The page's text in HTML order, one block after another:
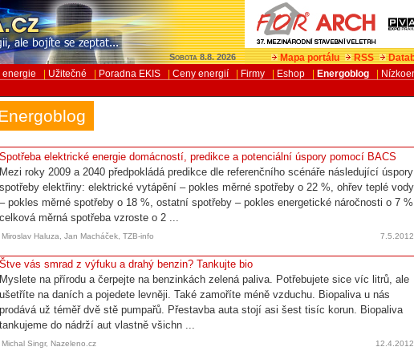
Sobota 8.8. 2026 Mapa portálu RSS
energie Užitečné Poradna EKIS Ceny energií Firmy Eshop Energoblog
Spotřeba elektrické energie domácností, predikce a potenciální úspory pomocí BACS
Mezi roky 2009 a 2040 předpokládá predikce dle referenčního scénáře následující úspory
spotřeby elektřiny: elektrické vytápění – pokles měrné spotřeby o 22 %, ohřev teplé vody
– pokles měrné spotřeby o 18 %, ostatní spotřeby – pokles energetické náročnosti o 7
celková měrná spotřeba vzroste o 2 ...
Miroslav Haluza, Jan Macháček, TZB-info 7.5.2012
Štve vás smrad z výfuku a drahý benzin? Tankujte bio
Myslete na přírodu a čerpejte na benzinkách zelená paliva. Potřebujete sice víc litrů, ale
ušetříte na daních a pojedete levněji. Také zamoříte méně vzduchu. Biopaliva u nás
prodává už téměř dvě stě pumpařů. Přestavba auta stojí asi šest tisíc korun. Biopaliva
tankujeme do nádrží aut vlastně všichn ...
Michal Singr, Nazeleno.cz 12.4.2012